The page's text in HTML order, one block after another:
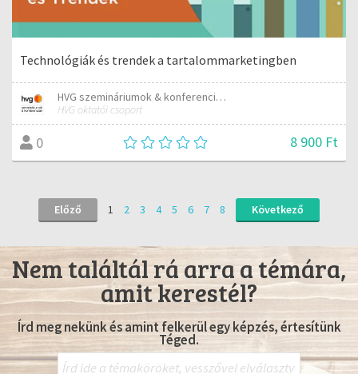
Technológiák és trendek a tartalommarketingben
HVG szemináriumok & konferenciák
HVG oktatói csoport
0 8 900 Ft
Előző 1 2 3 4 5 6 7 8 Következő
Nem találtál rá arra a témára,
amit kerestél?
Írd meg nekünk és amint felkerül egy képzés, értesítünk
Téged.